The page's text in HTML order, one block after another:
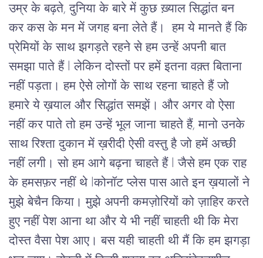
उम्र के बढ़ते, दुनिया के बारे में कुछ ख़्याल सिद्धांत बन
कर कस के मन में जगह बना लेते हैं।  हम ये मानते हैं कि
प्रेमियों के साथ झगड़ते रहने से हम उन्हें अपनी बात
समझा पाते हैं l लेकिन दोस्तों पर हमें इतना वक़्त बिताना
नहीं पड़ता। हम ऐसे लोगों के साथ रहना चाहते हैं जो
हमारे ये ख़याल और सिद्धांत समझें। और अगर वो ऐसा
नहीं कर पाते तो हम उन्हें भूल जाना चाहते हैं, मानो उनके
साथ रिश्ता दुकान में ख़रीदी ऐसी वस्तु है जो हमें अच्छी
नहीं लगी। सो हम आगे बढ़ना चाहते हैं l जैसे हम एक राह
के हमसफ़र नहीं थे lकोनॉट प्लेस पास आते इन ख़यालों ने
मुझे बेचैन किया। मुझे अपनी कमज़ोरियों को ज़ाहिर करते
हुए नहीं पेश आना था और ये भी नहीं चाहती थी कि मेरा
दोस्त वैसा पेश आए। बस यही चाहती थी मैं कि हम झगड़ा